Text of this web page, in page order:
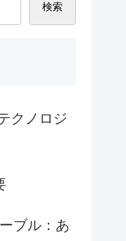
検索
クノロジ
ブル：あ